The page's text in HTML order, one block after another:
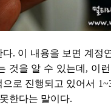
. 이 내용을 보면 계정
것을 알 수 있는데, 이
로 진행되고 있어서
한다는 말이다.